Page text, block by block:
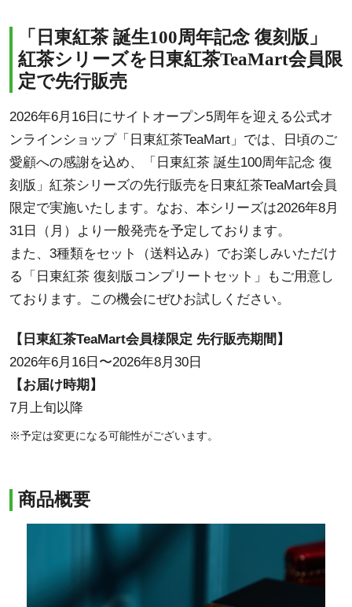
「日東紅茶 誕生100周年記念 復刻版」
紅茶シリーズを日東紅茶TeaMart会員限
定で先行販売
2026年6月16日にサイトオープン5周年を迎える公式オ
ンラインショップ「日東紅茶TeaMart」では、日頃のご
愛顧への感謝を込め、「日東紅茶 誕生100周年記念 復
刻版」紅茶シリーズの先行販売を日東紅茶TeaMart会員
限定で実施いたします。なお、本シリーズは2026年8月
31日（月）より一般発売を予定しております。
また、3種類をセット（送料込み）でお楽しみいただけ
る「日東紅茶 復刻版コンプリートセット」もご用意し
ております。この機会にぜひお試しください。
【日東紅茶TeaMart会員様限定 先行販売期間】
2026年6月16日〜2026年8月30日
【お届け時期】
7月上旬以降
※予定は変更になる可能性がございます。
商品概要